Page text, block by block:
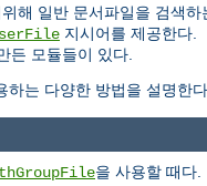
해 일반 문서파일을 검색하
지시어를 제공한다.
든 모듈들이 있다.
하는 다양한 방법을 설명한다.
을 사용할 때다.